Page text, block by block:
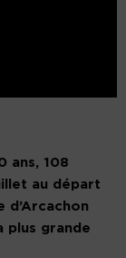
ans, 108
au départ
d’Arcachon
plus grande